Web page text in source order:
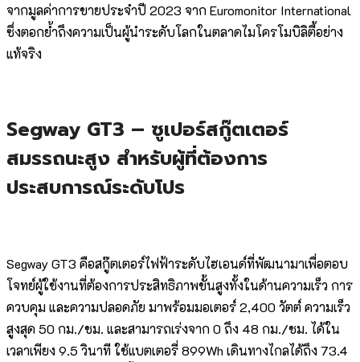
จากมูลค่าการขายประจำปี 2023 จาก Euromonitor International
ซึ่งตอกย้ำถึงความเป็นผู้นำระดับโลกในตลาดไมโครโมบิลิตี้อย่าง
แท้จริง
Segway GT3 – ซูเปอร์สกู๊ตเตอร์
สมรรถนะสูง สำหรับผู้ที่ต้องการ
ประสบการณ์ระดับโปร
Segway GT3 คือสกู๊ตเตอร์ไฟฟ้าระดับไฮเอนด์ที่พัฒนามาเพื่อตอบ
โจทย์ผู้ใช้งานที่ต้องการประสิทธิภาพขั้นสูงทั้งในด้านความเร็ว การ
ควบคุม และความปลอดภัย มาพร้อมมอเตอร์ 2,400 วัตต์ ความเร็ว
สูงสุด 50 กม./ชม. และสามารถเร่งจาก 0 ถึง 48 กม./ชม. ได้ใน
เวลาเพียง 9.5 วินาที ใช้แบตเตอรี่ 899Wh เดินทางไกลได้ถึง 73.4